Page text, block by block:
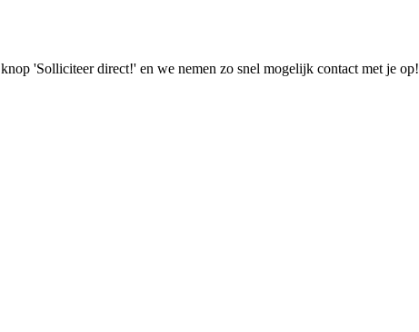
'Solliciteer direct!' en we nemen zo snel mogelijk contact met je op!